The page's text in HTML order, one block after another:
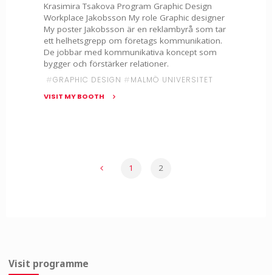
Krasimira Tsakova Program Graphic Design
Workplace Jakobsson My role Graphic designer
My poster Jakobsson är en reklambyrå som tar
ett helhetsgrepp om företags kommunikation.
De jobbar med kommunikativa koncept som
bygger och förstärker relationer.
#GRAPHIC DESIGN #MALMÖ UNIVERSITET
VISIT MY BOOTH
1 2
Visit programme